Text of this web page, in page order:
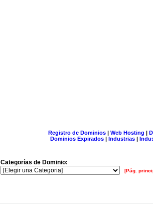
Registro de Dominios| Web Hosting |
Dominios Expirados | Industrias |
Categorías de Dominio:
[Pág.